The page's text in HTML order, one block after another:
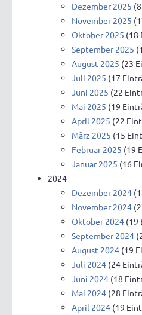
Dezember 2025
November 2025
Oktober 2025 (18
September 2025
August 2025 (23
Juli 2025 (17
Juni 2025 (22
Mai 2025 (19
April 2025 (22
März 2025 (15
Februar 2025 (19
Januar 2025 (16
2024
Dezember 2024
November 2024
Oktober 2024 (19
September 2024
August 2024 (19
Juli 2024 (24
Juni 2024 (18
Mai 2024 (28
April 2024 (19